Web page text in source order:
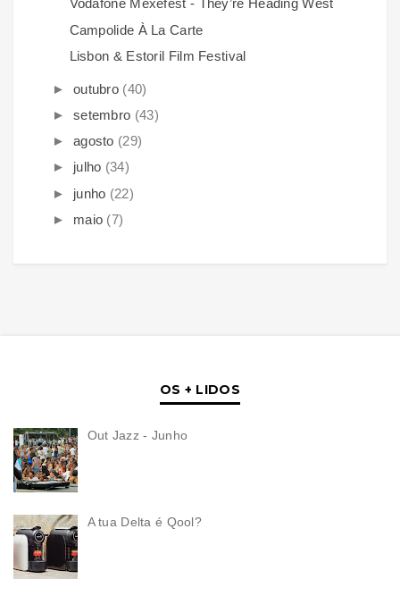
Vodafone Mexefest - They’re Heading West
Campolide À La Carte
Lisbon & Estoril Film Festival
► outubro (40)
► setembro (43)
► agosto (29)
► julho (34)
► junho (22)
► maio (7)
OS + LIDOS
Out Jazz - Junho
A tua Delta é Qool?